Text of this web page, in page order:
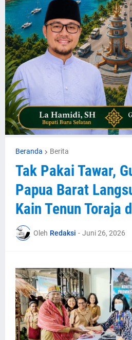
Beranda Berita
Tak Pakai Tawar,
Papua Barat
Kain Tenun Toraja
Oleh Redaksi - Juni 26, 2026